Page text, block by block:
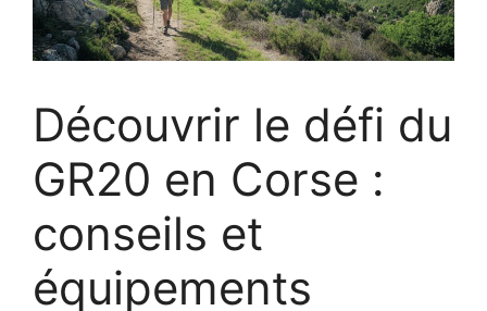
Découvrir le défi du
GR20 en Corse :
conseils et
équipements